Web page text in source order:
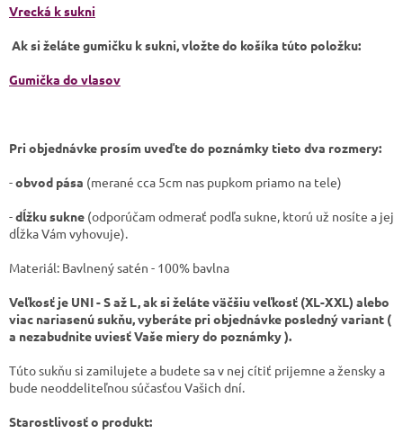
Vrecká k sukni
Ak si želáte gumičku k sukni, vložte do košíka túto položku:
Gumička do vlasov
Pri objednávke prosím uveďte do poznámky tieto dva rozmery:
-obvod pása (merané cca 5cm nas pupkom priamo na tele)
-dĺžku sukne (odporúčam odmerať podľa sukne, ktorú už nosíte a jej
dĺžka Vám vyhovuje).
Materiál: Bavlnený satén - 100% bavlna
Veľkosť je UNI - S až L, ak si želáte väčšiu veľkosť (XL-XXL) alebo
viac nariasenú sukňu, vyberáte pri objednávke posledný variant (
a nezabudnite uviesť Vaše miery do poznámky ).
Túto sukňu si zamilujete a budete sa v nej cítiť prijemne a žensky a
bude neoddeliteľnou súčasťou Vašich dní.
Starostlivosť o produkt: